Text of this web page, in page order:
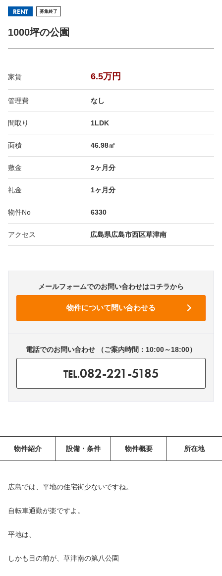
RENT 募集終了
1000坪の公園
家賃 6.5万円
管理費 なし
間取り 1LDK
面積 46.98㎡
敷金 2ヶ月分
礼金 1ヶ月分
物件No 6330
アクセス 広島県広島市西区草津南
メールフォームでのお問い合わせはコチラから
電話でのお問い合わせ （ご案内時間：10:00～18:00）
TEL.082-221-5185
物件紹介 設備・条件 物件概要 所在地
広島では、平地の住宅街少ないですね。
自転車通勤が楽ですよ。
平地は、
しかも目の前が、草津南の第八公園